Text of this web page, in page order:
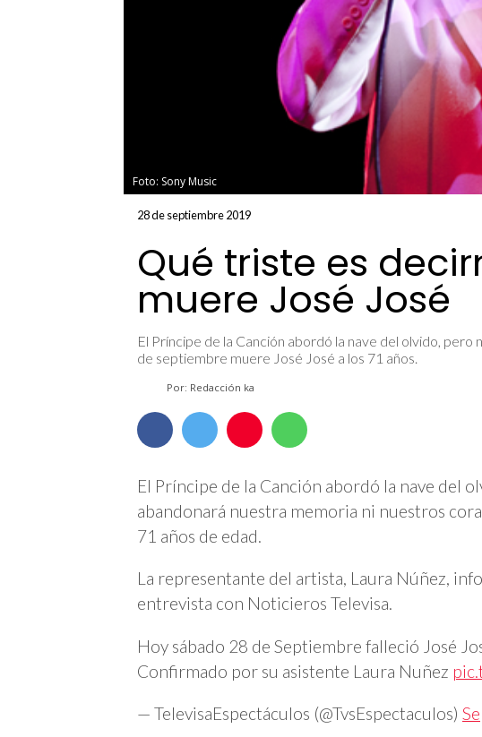
Foto: Sony Music
28 de septiembre 2019
Qué triste es
muere José José
El Príncipe de la Canción abordó la nave del olvido,
de septiembre muere José José a los 71 años.
Por: Redacción ka
El Príncipe de la Canción abordó la nave del
abandonará nuestra memoria ni nuestros
71 años de edad.
La representante del artista, Laura Núñez,
entrevista con Noticieros Televisa.
Hoy sábado 28 de Septiembre falleció José
Confirmado por su asistente Laura Nuñez
— TelevisaEspectáculos (@TvsEspectaculos)